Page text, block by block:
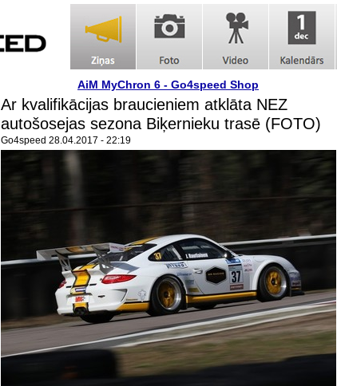
AiM MyChron 6 - Go4speed Shop
Ar kvalifikācijas braucieniem atklāta NEZ
autošosejas sezona Biķernieku trasē (FOTO)
Go4speed 28.04.2017 - 22:19